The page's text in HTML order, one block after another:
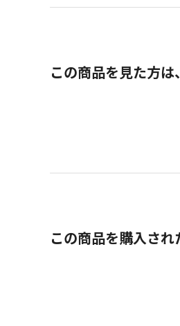
この商品を見た方
この商品を購入され